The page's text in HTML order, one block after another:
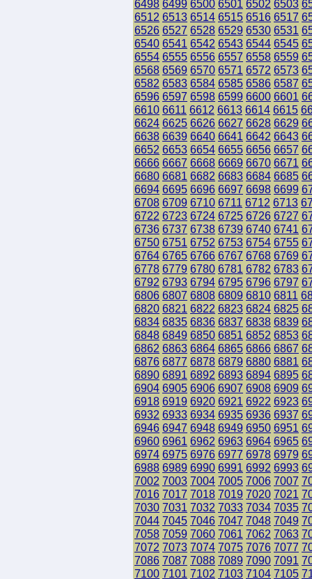
6498 6499 6500 6501 6502 6503
6512 6513 6514 6515 6516 6517
6526 6527 6528 6529 6530 6531
6540 6541 6542 6543 6544 6545
6554 6555 6556 6557 6558 6559
6568 6569 6570 6571 6572 6573
6582 6583 6584 6585 6586 6587
6596 6597 6598 6599 6600 6601
6610 6611 6612 6613 6614 6615
6624 6625 6626 6627 6628 6629
6638 6639 6640 6641 6642 6643
6652 6653 6654 6655 6656 6657
6666 6667 6668 6669 6670 6671
6680 6681 6682 6683 6684 6685
6694 6695 6696 6697 6698 6699
6708 6709 6710 6711 6712 6713
6722 6723 6724 6725 6726 6727
6736 6737 6738 6739 6740 6741
6750 6751 6752 6753 6754 6755
6764 6765 6766 6767 6768 6769
6778 6779 6780 6781 6782 6783
6792 6793 6794 6795 6796 6797
6806 6807 6808 6809 6810 6811
6820 6821 6822 6823 6824 6825
6834 6835 6836 6837 6838 6839
6848 6849 6850 6851 6852 6853
6862 6863 6864 6865 6866 6867
6876 6877 6878 6879 6880 6881
6890 6891 6892 6893 6894 6895
6904 6905 6906 6907 6908 6909
6918 6919 6920 6921 6922 6923
6932 6933 6934 6935 6936 6937
6946 6947 6948 6949 6950 6951
6960 6961 6962 6963 6964 6965
6974 6975 6976 6977 6978 6979
6988 6989 6990 6991 6992 6993
7002 7003 7004 7005 7006 7007
7016 7017 7018 7019 7020 7021
7030 7031 7032 7033 7034 7035
7044 7045 7046 7047 7048 7049
7058 7059 7060 7061 7062 7063
7072 7073 7074 7075 7076 7077
7086 7087 7088 7089 7090 7091
7100 7101 7102 7103 7104 7105